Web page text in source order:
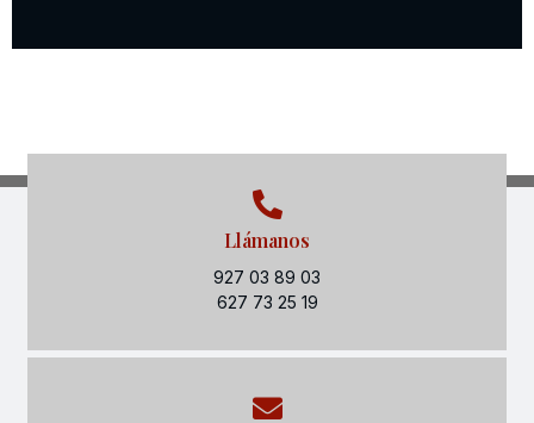
Llámanos
927 03 89 03
627 73 25 19